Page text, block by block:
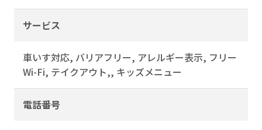
サービス
車いす対応, バリアフリー, アレルギー表示, フリー
Wi-Fi, テイクアウト,, キッズメニュー
電話番号